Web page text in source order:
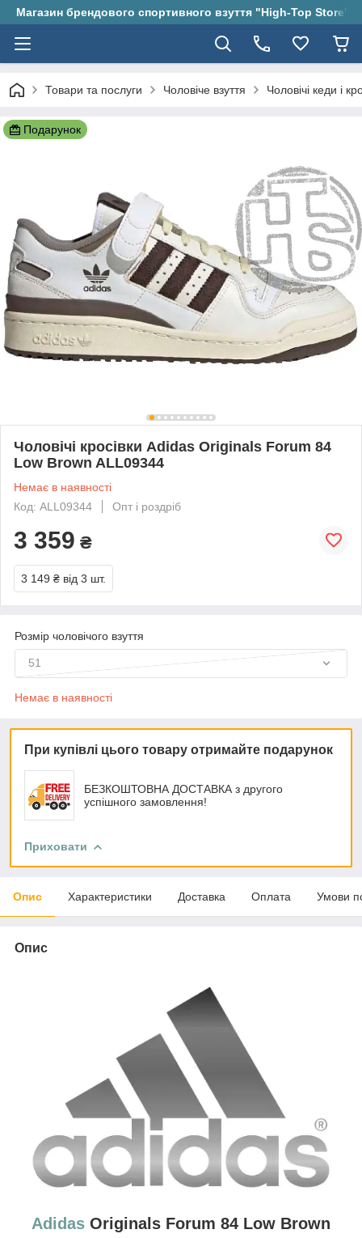
Магазин брендового спортивного взуття "High-Top Store"
Товари та послуги Чоловіче взуття Чоловічі кеди і
Подарунок
Чоловічі кросівки Adidas Originals Forum 84
Low Brown ALL09344
Немає в наявності
Код: ALL09344
Опт і роздріб
3 359 ₴
3 149 ₴ від 3 шт.
Розмір чоловічого взуття
51
Немає в наявності
При купівлі цього товару отримайте подарунок
БЕЗКОШТОВНА ДОСТАВКА з другого
успішного замовлення!
Приховати
Опис Характеристики Доставка Оплата Умови
Опис
Adidas Originals Forum 84 Low Brown